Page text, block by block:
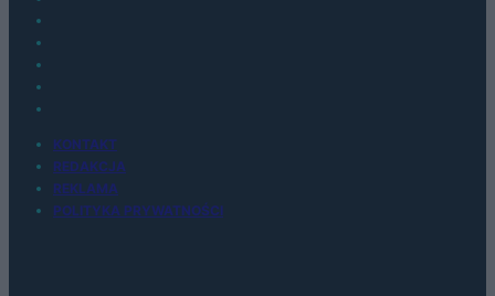
KONTAKT
REDAKCJA
REKLAMA
POLITYKA PRYWATNOŚCI